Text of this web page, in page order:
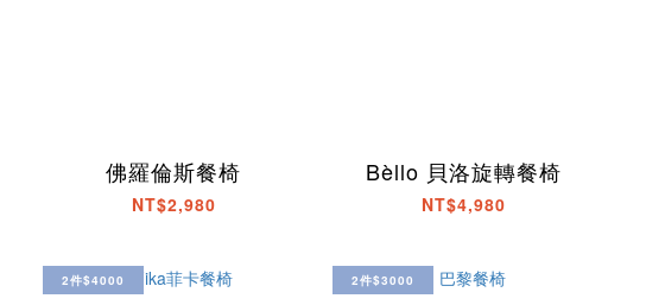
佛羅倫斯餐椅
NT$2,980
Bèllo 貝洛旋轉餐椅
NT$4,980
2件$4000 2件$3000